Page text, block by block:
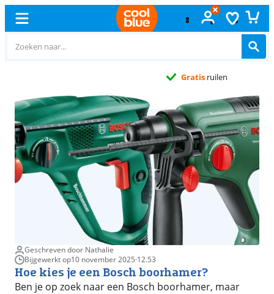
ruilen
Geschreven door Nathalie
Bijgewerkt op10 november 2025·12.53
Hoe kies je een Bosch boorhamer?
Ben je op zoek naar een Bosch boorhamer, maar